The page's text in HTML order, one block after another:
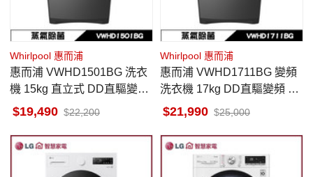
Whirlpool 惠而浦
惠而浦 VWHD1501BG 洗衣
機 15kg 直立式 DD直驅變頻
洗劑自動投入 蒸氣除菌
19,490 22,200
Whirlpool 惠而浦
惠而浦 VWHD1711BG 變頻
洗衣機 17kg DD直驅變頻 洗
劑自動投入 蒸氣除菌 直立洗
21,990 25,000